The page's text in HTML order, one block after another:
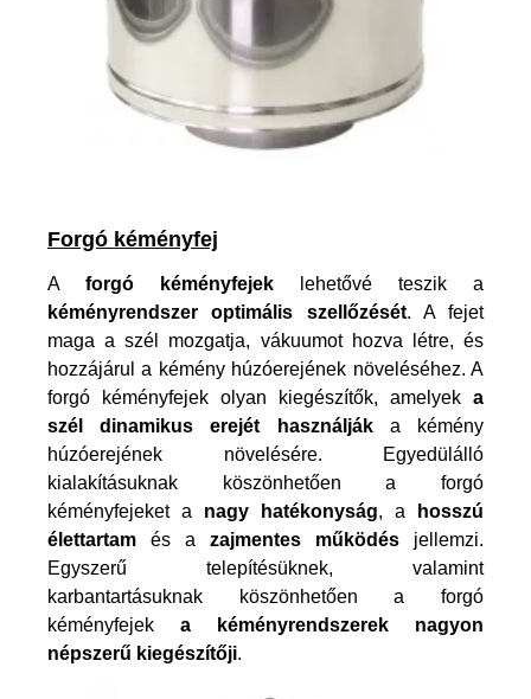
Forgó kéményfej
A forgó kéményfejek lehetővé teszik a
kéményrendszer optimális szellőzését. A fejet
maga a szél mozgatja, vákuumot hozva létre, és
hozzájárul a kémény húzóerejének növeléséhez. A
forgó kéményfejek olyan kiegészítők, amelyek a
szél dinamikus erejét használjáka kémény
húzóerejének növelésére. Egyedülálló
kialakításuknak köszönhetően a forgó
kéményfejeket a nagy hatékonyság, a
hosszú
élettartam és a zajmentes működés jellemzi.
Egyszerű telepítésüknek, valamint
karbantartásuknak köszönhetően a forgó
kéményfejek a kéményrendszerek nagyon
népszerű kiegészítőji.